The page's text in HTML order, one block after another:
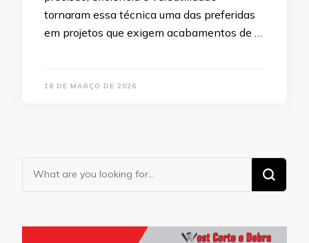
tornaram essa técnica uma das preferidas
em projetos que exigem acabamentos de …
18 DE MARÇO DE 2026
Looking
for